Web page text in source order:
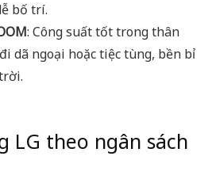
bố trí.
: Công suất tốt trong thân
dã ngoại hoặc tiệc tùng, bền bỉ
LG theo ngân sách